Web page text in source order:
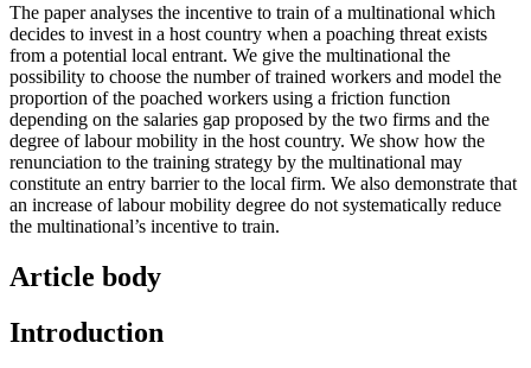
The paper analyses the incentive to train of a multinational which
decides to invest in a host country when a poaching threat exists
from a potential local entrant. We give the multinational the
possibility to choose the number of trained workers and model the
proportion of the poached workers using a friction function
depending on the salaries gap proposed by the two firms and the
degree of labour mobility in the host country. We show how the
renunciation to the training strategy by the multinational may
constitute an entry barrier to the local firm. We also demonstrate that
an increase of labour mobility degree do not systematically reduce
the multinational’s incentive to train.
Article body
Introduction